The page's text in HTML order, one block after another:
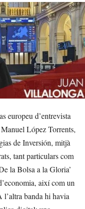
europeu d’entrevista
López Torrents,
de Inversión, mitjà
tant particulars com
la Bolsa a la Gloria’
així com un
l’altra banda hi havia